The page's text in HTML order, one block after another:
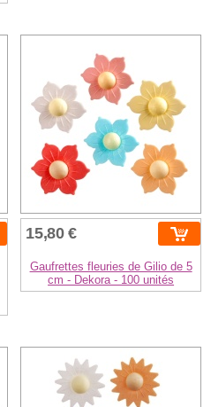
15,80 €
Gaufrettes fleuries de Gilio de 5
cm - Dekora - 100 unités